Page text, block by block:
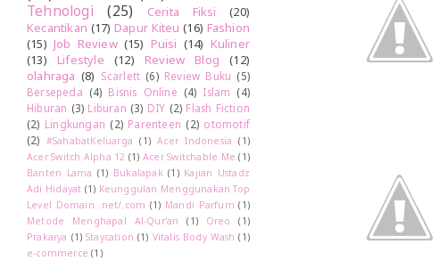
Tehnologi
(25) Cerita Fiksi
(20)
Kecantikan (17) Dapur Kiteu (16) Fashion
(15) Job Review (15) Puisi (14) Kuliner
(13)
Lifestyle (12) Review Blog
(12)
olahraga (8) Scarlett (6) Review Buku (5)
Bersepeda (4) Bisnis Online (4) Islam (4)
Hiburan (3) Liburan (3) DIY (2) Flash Fiction
(2) Lingkungan (2) Parenteen (2) otomotif
(2) #SahabatKeluarga (1) Acer Indonesia
(1)
Acer Switch Alpha 12 (1) Acer Switchable Me (1)
Banten Lama (1) Bukalapak (1) Kajian Ustadz
Adi Hidayat (1) Keunggulan Menggunakan Top
Level Domain .net/.com (1) Mandi Parfum (1)
Metode Menghapal Al-Qur'an
(1) Oreo
(1)
Prakarya (1) Staycation (1) Vitalis Body Wash (1)
e-commerce (1)